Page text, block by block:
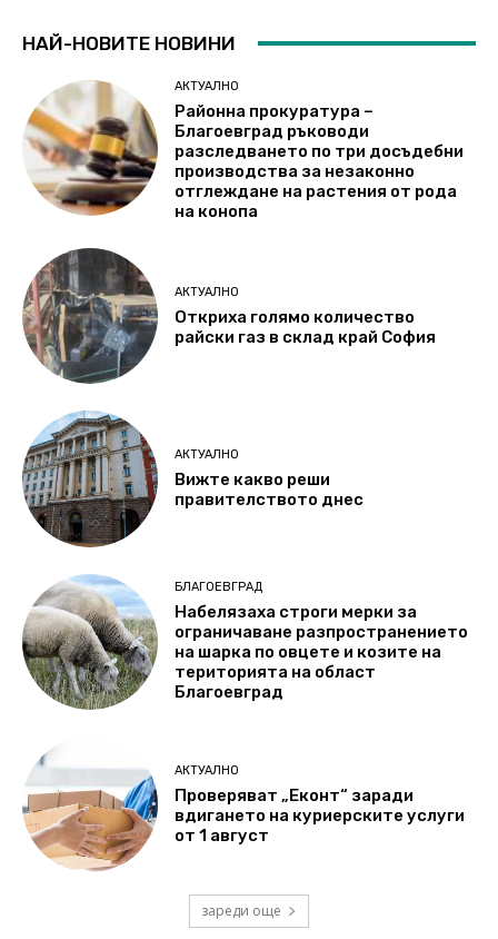
НАЙ-НОВИТЕ НОВИНИ
АКТУАЛНО
Районна прокуратура –
Благоевград ръководи
разследването по три досъдебни
производства за незаконно
отглеждане на растения от рода
на конопа
АКТУАЛНО
Откриха голямо количество
райски газ в склад край София
АКТУАЛНО
Вижте какво реши
правителството днес
БЛАГОЕВГРАД
Набелязаха строги мерки за
ограничаване разпространението
на шарка по овцете и козите на
територията на област
Благоевград
АКТУАЛНО
Проверяват „Еконт“ заради
вдигането на куриерските услуги
от 1 август
зареди още